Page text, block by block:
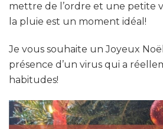
mettre de l’ordre et une petite
la pluie est un moment idéal!
Je vous souhaite un Joyeux
présence d’un virus qui a
habitudes!